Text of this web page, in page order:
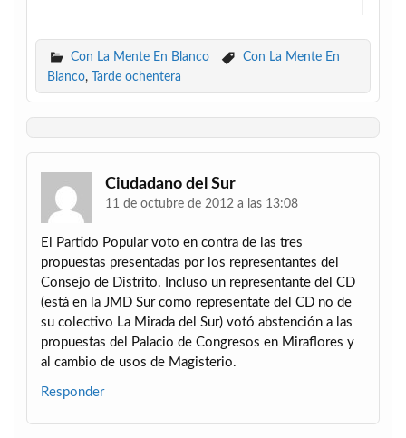
Con La Mente En Blanco
Con La Mente En
Blanco, Tarde ochentera
Ciudadano del Sur
11 de octubre de 2012 a las 13:08
El Partido Popular voto en contra de las tres
propuestas presentadas por los representantes del
Consejo de Distrito. Incluso un representante del CD
(está en la JMD Sur como representate del CD no de
su colectivo La Mirada del Sur) votó abstención a las
propuestas del Palacio de Congresos en Miraflores y
al cambio de usos de Magisterio.
Responder